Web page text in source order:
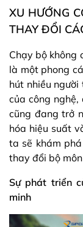
XU HƯỚNG
THAY ĐỔI
Chạy bộ không
là một phong
hút nhiều
của công
cũng đang trở
hóa hiệu suất
ta sẽ khám
thay đổi bộ
Sự phát triển
minh